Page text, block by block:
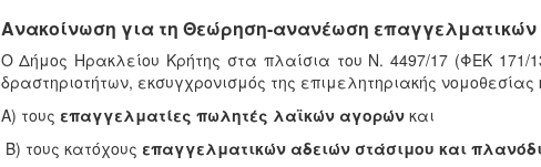
Ανακοίνωση για τη Θεώρηση-ανανέωση επαγγελματικών
Ο Δήμος Ηρακλείου Κρήτης στα πλαίσια του Ν. 4497/17 (ΦΕΚ 171/
δραστηριοτήτων, εκσυγχρονισμός της επιμελητηριακής
Α) τους επαγγελματίες πωλητές λαϊκών αγορώνκαι
Β) τους κατόχους επαγγελματικών αδειών στάσιμου και